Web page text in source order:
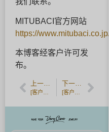
MITUBACI官方网站
https://www.mitubaci.co.jp/
本博客经客户许可发
布。
上一篇文章 下一篇文章